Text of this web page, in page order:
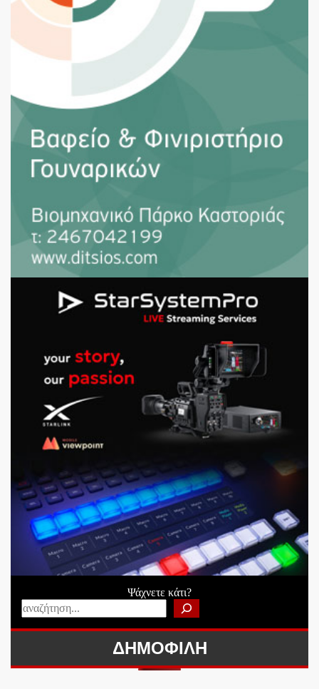
Ψάχνετε κάτι?
ΔΗΜΟΦΙΛΗ